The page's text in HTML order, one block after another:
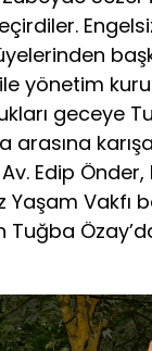
yönetim
geceye
arasına
Av. Edip
Yaşam Vakfı
Tuğba